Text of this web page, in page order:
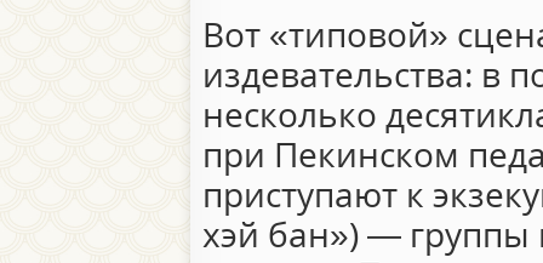
Вот «типовой»
издевательства: в
несколько
при Пекинском
приступают к
хэй бан») — группы